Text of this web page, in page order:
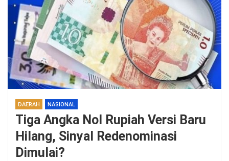
DAERAH NASIONAL
Tiga Angka Nol Rupiah Versi Baru
Hilang, Sinyal Redenominasi
Dimulai?